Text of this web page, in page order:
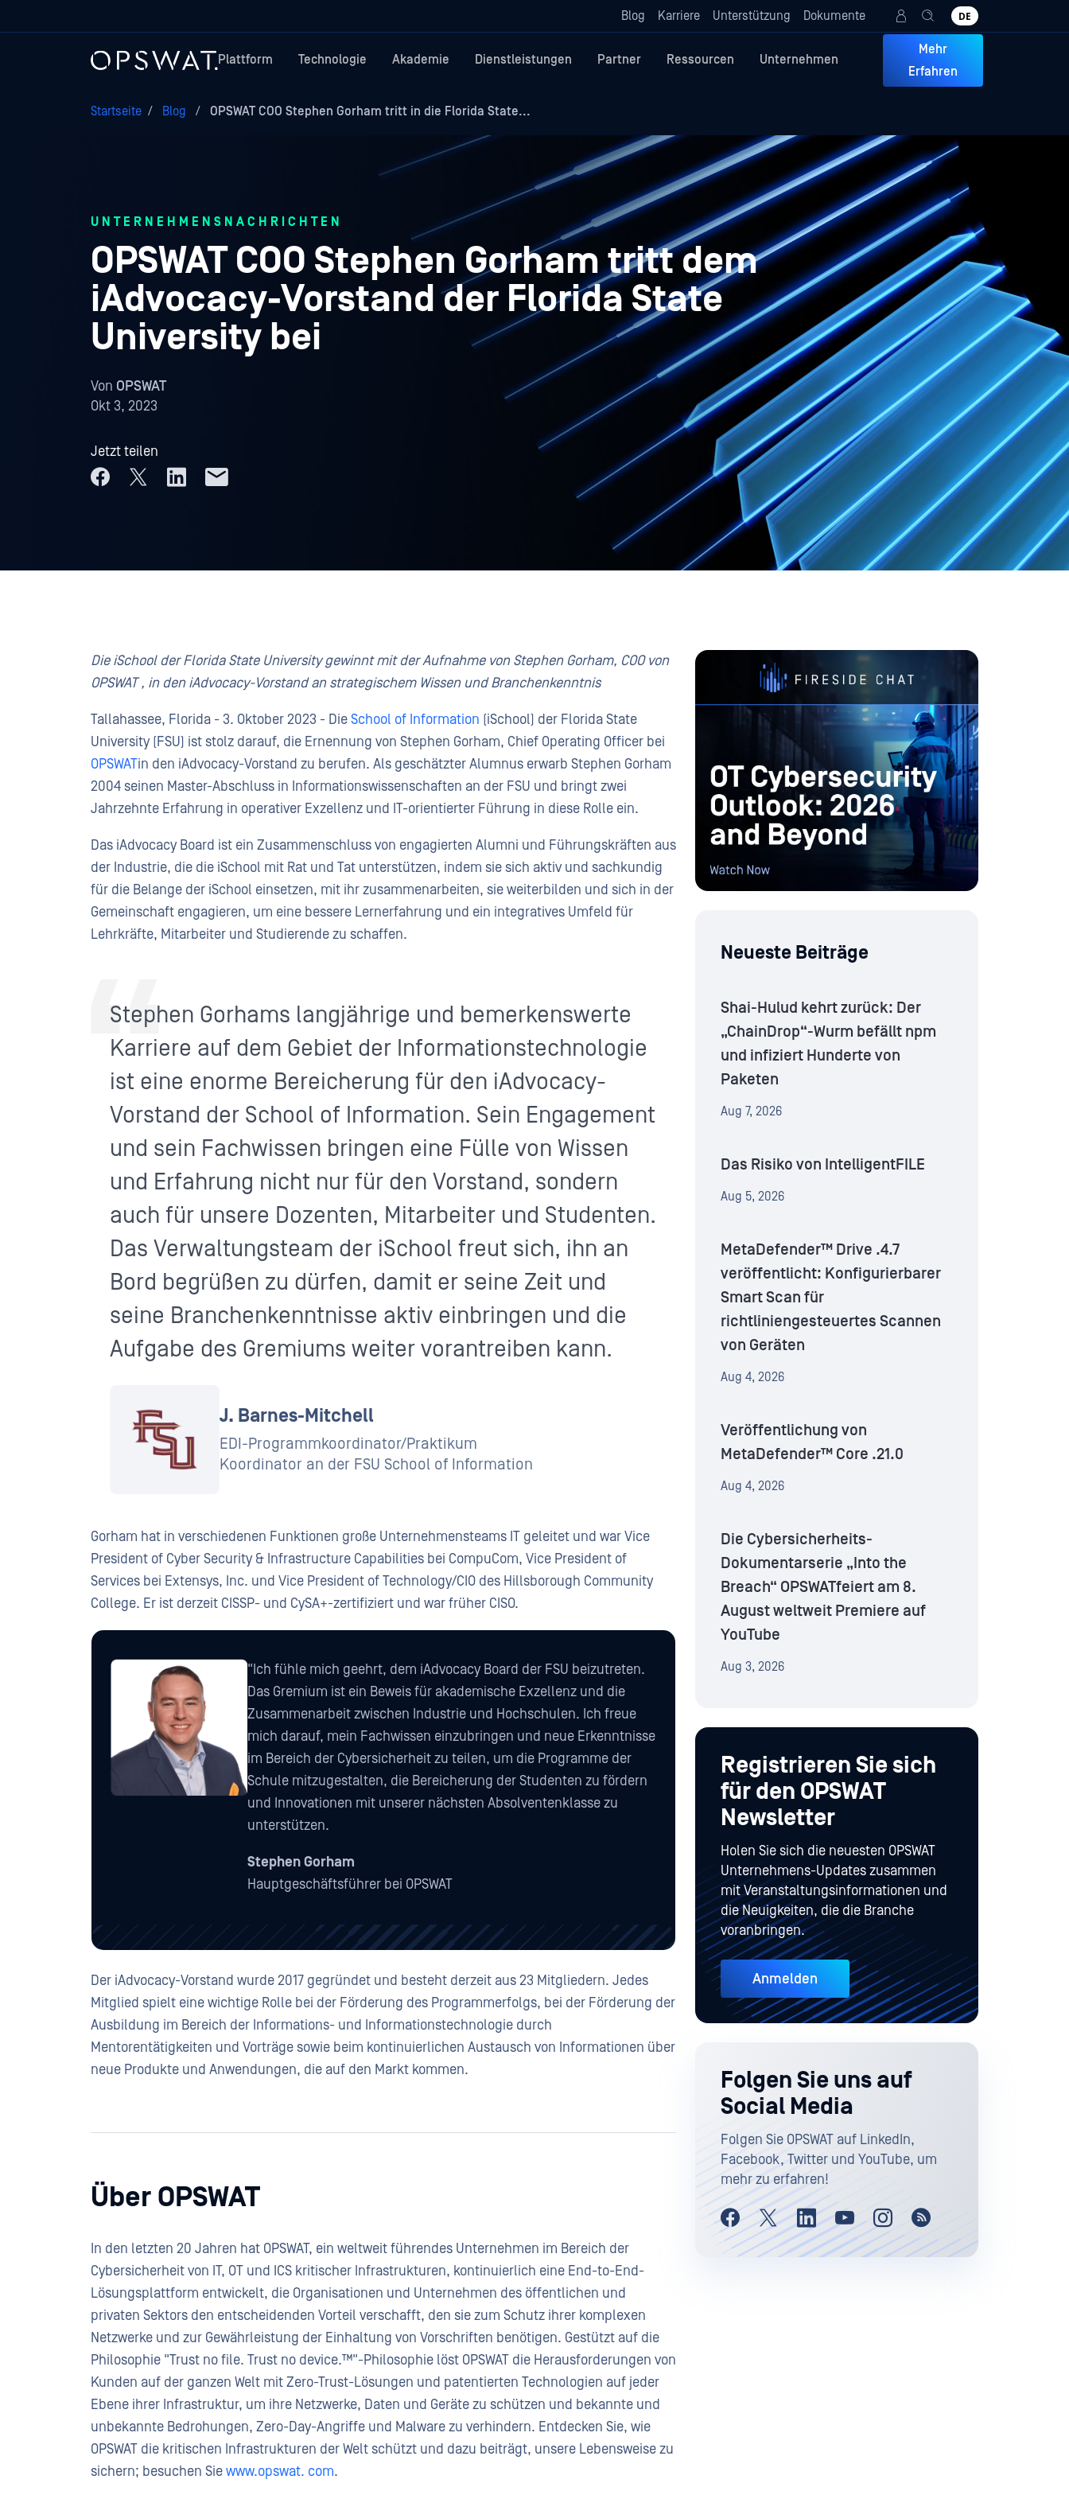
Blog Karriere Unterstützung Dokumente DE
Plattform Technologie Akademie Dienstleistungen Partner Ressourcen Unternehmen
Mehr
Erfahren
Startseite / Blog / OPSWAT COO Stephen Gorham tritt in die Florida State...
UNTERNEHMENSNACHRICHTEN
OPSWAT COO Stephen Gorham tritt dem
iAdvocacy-Vorstand der Florida State
University bei
Von OPSWAT
Okt 3, 2023
Jetzt teilen
Die iSchool der Florida State University gewinnt mit der Aufnahme von Stephen Gorham, COO von
OPSWAT , in den iAdvocacy-Vorstand an strategischem Wissen und Branchenkenntnis
Tallahassee, Florida - 3. Oktober 2023 - DieSchool of Information (iSchool) der Florida State
University (FSU) ist stolz darauf, die Ernennung von Stephen Gorham, Chief Operating Officer bei
OPSWATin den iAdvocacy-Vorstand zu berufen. Als geschätzter Alumnus erwarb Stephen Gorham
2004 seinen Master-Abschluss in Informationswissenschaften an der FSU und bringt zwei
Jahrzehnte Erfahrung in operativer Exzellenz und IT-orientierter Führung in diese Rolle ein.
Das iAdvocacy Board ist ein Zusammenschluss von engagierten Alumni und Führungskräften aus
der Industrie, die die iSchool mit Rat und Tat unterstützen, indem sie sich aktiv und sachkundig
für die Belange der iSchool einsetzen, mit ihr zusammenarbeiten, sie weiterbilden und sich in der
Gemeinschaft engagieren, um eine bessere Lernerfahrung und ein integratives Umfeld für
Lehrkräfte, Mitarbeiter und Studierende zu schaffen.
Stephen Gorhams langjährige und bemerkenswerte
Karriere auf dem Gebiet der Informationstechnologie
ist eine enorme Bereicherung für den iAdvocacy-
Vorstand der School of Information. Sein Engagement
und sein Fachwissen bringen eine Fülle von Wissen
und Erfahrung nicht nur für den Vorstand, sondern
auch für unsere Dozenten, Mitarbeiter und Studenten.
Das Verwaltungsteam der iSchool freut sich, ihn an
Bord begrüßen zu dürfen, damit er seine Zeit und
seine Branchenkenntnisse aktiv einbringen und die
Aufgabe des Gremiums weiter vorantreiben kann.
J. Barnes-Mitchell
EDI-Programmkoordinator/Praktikum
Koordinator an der FSU School of Information
Gorham hat in verschiedenen Funktionen große Unternehmensteams IT geleitet und war Vice
President of Cyber Security & Infrastructure Capabilities bei CompuCom, Vice President of
Services bei Extensys, Inc. und Vice President of Technology/CIO des Hillsborough Community
College. Er ist derzeit CISSP- und CySA+-zertifiziert und war früher CISO.
"Ich fühle mich geehrt, dem iAdvocacy Board der FSU beizutreten.
Das Gremium ist ein Beweis für akademische Exzellenz und die
Zusammenarbeit zwischen Industrie und Hochschulen. Ich freue
mich darauf, mein Fachwissen einzubringen und neue Erkenntnisse
im Bereich der Cybersicherheit zu teilen, um die Programme der
Schule mitzugestalten, die Bereicherung der Studenten zu fördern
und Innovationen mit unserer nächsten Absolventenklasse zu
unterstützen.
Stephen Gorham
Hauptgeschäftsführer bei OPSWAT
Der iAdvocacy-Vorstand wurde 2017 gegründet und besteht derzeit aus 23 Mitgliedern. Jedes
Mitglied spielt eine wichtige Rolle bei der Förderung des Programmerfolgs, bei der Förderung der
Ausbildung im Bereich der Informations- und Informationstechnologie durch
Mentorentätigkeiten und Vorträge sowie beim kontinuierlichen Austausch von Informationen über
neue Produkte und Anwendungen, die auf den Markt kommen.
Über OPSWAT
In den letzten 20 Jahren hat OPSWAT, ein weltweit führendes Unternehmen im Bereich der
Cybersicherheit von IT, OT und ICS kritischer Infrastrukturen, kontinuierlich eine End-to-End-
Lösungsplattform entwickelt, die Organisationen und Unternehmen des öffentlichen und
privaten Sektors den entscheidenden Vorteil verschafft, den sie zum Schutz ihrer komplexen
Netzwerke und zur Gewährleistung der Einhaltung von Vorschriften benötigen. Gestützt auf die
Philosophie "Trust no file. Trust no device.™"-Philosophie löst OPSWAT die Herausforderungen von
Kunden auf der ganzen Welt mit Zero-Trust-Lösungen und patentierten Technologien auf jeder
Ebene ihrer Infrastruktur, um ihre Netzwerke, Daten und Geräte zu schützen und bekannte und
unbekannte Bedrohungen, Zero-Day-Angriffe und Malware zu verhindern. Entdecken Sie, wie
OPSWAT die kritischen Infrastrukturen der Welt schützt und dazu beiträgt, unsere Lebensweise zu
sichern; besuchen Siewww.opswat. com.
Neueste Beiträge
Shai-Hulud kehrt zurück: Der
„ChainDrop“-Wurm befällt npm
und infiziert Hunderte von
Paketen
Aug 7, 2026
Das Risiko von IntelligentFILE
Aug 5, 2026
MetaDefender™ Drive .4.7
veröffentlicht: Konfigurierbarer
Smart Scan für
richtliniengesteuertes Scannen
von Geräten
Aug 4, 2026
Veröffentlichung von
MetaDefender™ Core .21.0
Aug 4, 2026
Die Cybersicherheits-
Dokumentarserie „Into the
Breach“ OPSWATfeiert am 8.
August weltweit Premiere auf
YouTube
Aug 3, 2026
Registrieren Sie sich
für den OPSWAT
Newsletter
Holen Sie sich die neuesten OPSWAT
Unternehmens-Updates zusammen
mit Veranstaltungsinformationen und
die Neuigkeiten, die die Branche
voranbringen.
Anmelden
Folgen Sie uns auf
Social Media
Folgen Sie OPSWAT auf LinkedIn,
Facebook, Twitter und YouTube, um
mehr zu erfahren!